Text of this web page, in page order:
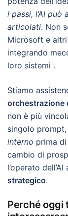
i passi, l’AI
articolati. Non
Microsoft e
integrando
loro sistemi .
Stiamo
orchestrazione
non è più
singolo
interno prima
cambio di
l’operato
strategico.
Perché